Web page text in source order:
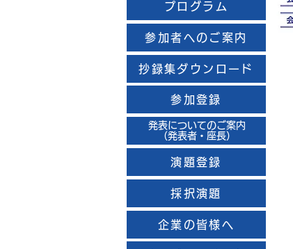
プログラム
参加者へのご案内
抄録集ダウンロード
参加登録
発表についてのご案内
（発表者・座長）
演題登録
採択演題
企業の皆様へ